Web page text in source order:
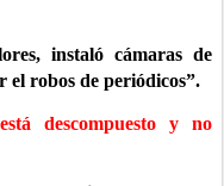
instaló cámaras de
el robos de periódicos”.
descompuesto y no